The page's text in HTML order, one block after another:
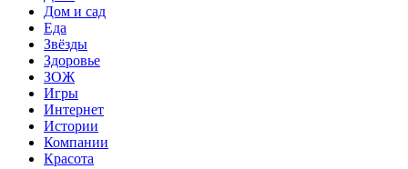
Дом и сад
Еда
Звёзды
Здоровье
ЗОЖ
Игры
Интернет
Истории
Компании
Красота